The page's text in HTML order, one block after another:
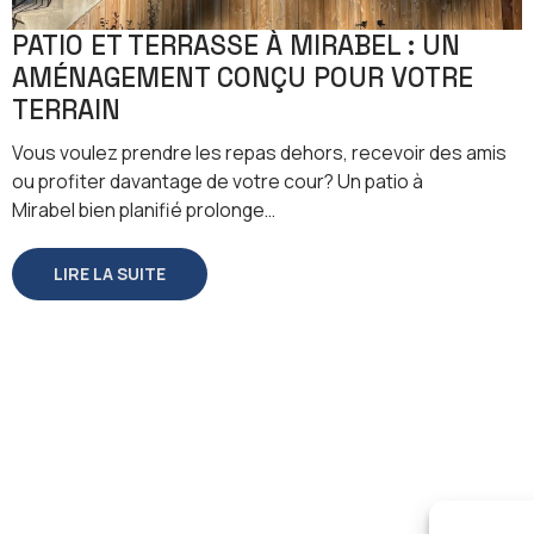
PATIO ET TERRASSE À MIRABEL : UN
AMÉNAGEMENT CONÇU POUR VOTRE
TERRAIN
Vous voulez prendre les repas dehors, recevoir des amis
ou profiter davantage de votre cour? Un patio à
Mirabel bien planifié prolonge…
LIRE LA SUITE